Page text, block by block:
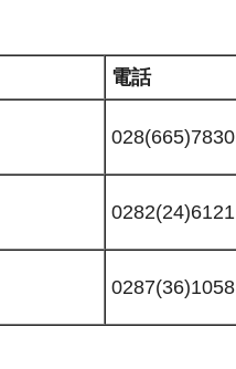
電話
028(665)7830
0282(24)6121
0287(36)1058